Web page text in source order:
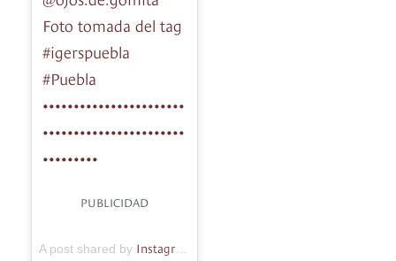
Foto tomada del tag
#igerspuebla
#Puebla
•••••••••••••••••••••••
•••••••••••••••••••••••
•••••••••
PUBLICIDAD
A post shared by Instagrammers Puebla